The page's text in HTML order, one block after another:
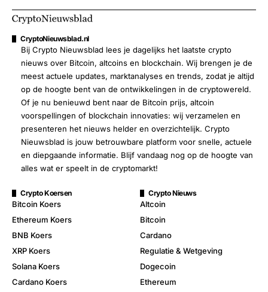
CryptoNieuwsblad.nl
Bij Crypto Nieuwsblad lees je dagelijks het laatste crypto
nieuws over Bitcoin, altcoins en blockchain. Wij brengen je de
meest actuele updates, marktanalyses en trends, zodat je altijd
op de hoogte bent van de ontwikkelingen in de cryptowereld.
Of je nu benieuwd bent naar de Bitcoin prijs, altcoin
voorspellingen of blockchain innovaties: wij verzamelen en
presenteren het nieuws helder en overzichtelijk. Crypto
Nieuwsblad is jouw betrouwbare platform voor snelle, actuele
en diepgaande informatie. Blijf vandaag nog op de hoogte van
alles wat er speelt in de cryptomarkt!
Crypto Koersen
Bitcoin Koers
Ethereum Koers
BNB Koers
XRP Koers
Solana Koers
Cardano Koers
Crypto Nieuws
Altcoin
Bitcoin
Cardano
Regulatie & Wetgeving
Dogecoin
Ethereum